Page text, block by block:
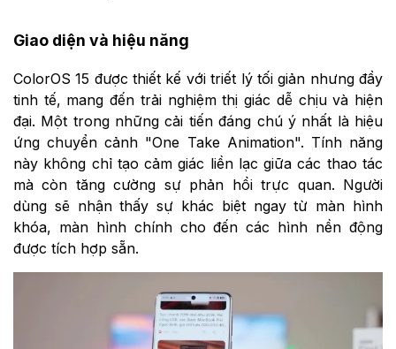
Giao diện và hiệu năng
ColorOS 15 được thiết kế với triết lý tối giản nhưng đầy
tinh tế, mang đến trải nghiệm thị giác dễ chịu và hiện
đại. Một trong những cải tiến đáng chú ý nhất là hiệu
ứng chuyển cảnh "One Take Animation". Tính năng
này không chỉ tạo cảm giác liền lạc giữa các thao tác
mà còn tăng cường sự phản hồi trực quan. Người
dùng sẽ nhận thấy sự khác biệt ngay từ màn hình
khóa, màn hình chính cho đến các hình nền động
được tích hợp sẵn.